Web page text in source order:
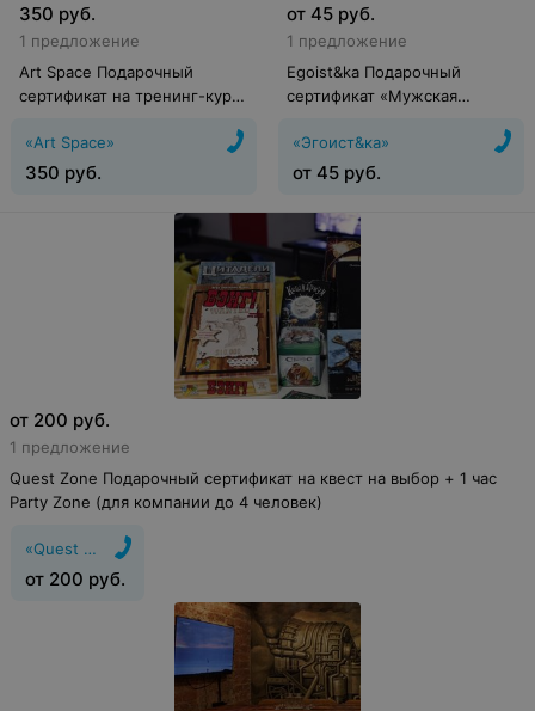
350 руб.
1 предложение
Art Space Подарочный
сертификат на тренинг-курс
«Art Space»
350 руб.
от 45 руб.
1 предложение
Egoist&ka Подарочный
сертификат «Мужская
«Эгоист&ка»
от 45 руб.
от 200 руб.
1 предложение
Quest Zone Подарочный сертификат на квест на выбор + 1 час
Party Zone (для компании до 4 человек)
«Quest Zone»
от 200 руб.